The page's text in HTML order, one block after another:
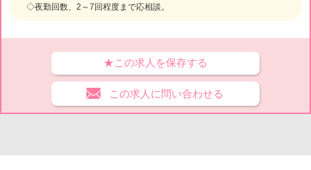
◇夜勤回数、2～7回程度まで応相談。
★この求人を保存する
この求人に問い合わせる